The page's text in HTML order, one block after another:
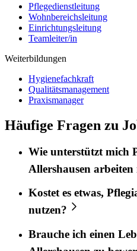
Pflegedienstleitung
Wohnbereichsleitung
Einrichtungsleitung
Teamleiter/in
Weiterbildungen
Hygienefachkraft
Qualitätsmanagement
Praxismanager
Häufige Fragen zu
Wie unterstützt mich
Allershausen arbeiten
Kostet es etwas,
nutzen?
Brauche ich einen